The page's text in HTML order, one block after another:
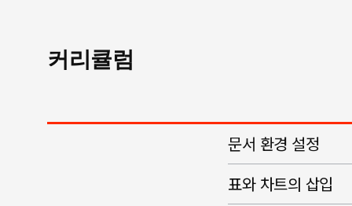
커리큘럼
문서 환경 설정
표와 차트의 삽입